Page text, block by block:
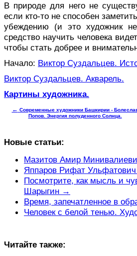
В природе для него не
если кто-то не способен
убеждению (и это художник
средство научить человека
чтобы стать добрее и
Начало: Виктор Суздальцев.
Виктор Суздальцев. Акварель.
Картины художника.
← Современные художники Башкирии -
Попов. Энергия полуденного Солнца.
Новые статьи:
Мазитов Амир
Яппаров Рифат
Посмотрите, как мысль и
Шарыгин →
Время, запечатленное в
Человек с белой тенью.
Читайте также: